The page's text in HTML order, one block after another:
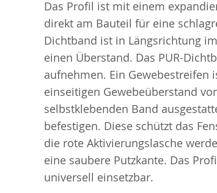
Das Profil ist mit einem
direkt am Bauteil für eine
Dichtband ist in Längsrichtung
einen Überstand. Das PUR-
aufnehmen. Ein Gewebestreifen
einseitigen Gewebeüberstand
selbstklebenden Band
befestigen. Diese schützt das
die rote Aktivierungslasche
eine saubere Putzkante. Das
universell einsetzbar.